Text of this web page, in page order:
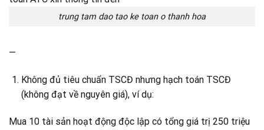
trung tam dao tao ke toan o thanh hoa
—
Không đủ tiêu chuẩn TSCĐ nhưng hạch toán TSCĐ
(không đạt về nguyên giá), ví dụ:
Mua 10 tài sản hoạt động độc lập có tổng giá trị 250 triệu